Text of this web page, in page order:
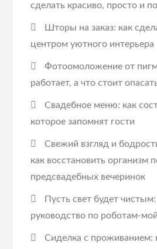
сделать красиво, просто и
Шторы на заказ: как
центром уютного интерьера
Фотоомоложение от
работает, а что стоит
Свадебное меню: как
которое запомнят гости
Свежий взгляд и
как восстановить организм
предсвадебных вечеринок
Пусть свет будет
руководство по роботам-
Сиделка с проживанием: